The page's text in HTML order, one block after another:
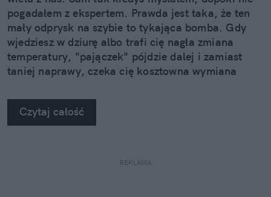
pogadałem z ekspertem. Prawda jest taka, że ten
mały odprysk na szybie to tykająca bomba. Gdy
wjedziesz w dziurę albo trafi cię nagła zmiana
temperatury, "pajączek" pójdzie dalej i zamiast
taniej naprawy, czeka cię kosztowna wymiana
na własne oczy zobaczyć, jak profesjonaliści radzą
sobie z takimi uszkodzeniami.
Czytaj całość
REKLAMA